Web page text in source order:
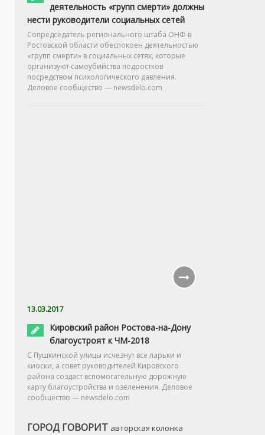
деятельность «групп смерти» должны
нести руководители социальных сетей
Сопредседатель регионального штаба ОНФ в
Ростовской области обеспокоен деятельностью
«групп смерти» в социальных сетях, которые
организуют самоубийства подростков
посредством психологического давления.
Деловое сообщество — newsdelo.com
13.03.2017
Кировский район Ростова-на-Дону
благоустроят к ЧМ-2018
С Пушкинской улицы исчезнут все ларьки и
киоски, а совет руководителей Кировского
района создаст вспомогательную дорожную
карту благоустройства и озеленения. Деловое
сообщество — newsdelo.com
ГОРОД ГОВОРИТ авторская колонка